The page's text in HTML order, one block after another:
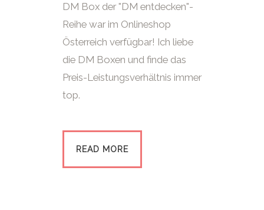
DM Box der "DM entdecken"-
Reihe war im Onlineshop
Österreich verfügbar! Ich liebe
die DM Boxen und finde das
Preis-Leistungsverhältnis immer
top.
READ MORE